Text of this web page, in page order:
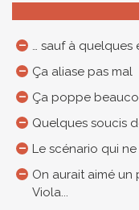
… sauf à quelques
Ça aliase pas mal
Ça poppe
Quelques soucis
Le scénario qui ne
On aurait aimé
Viola...